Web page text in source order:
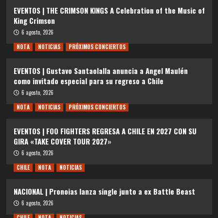
EVENTOS | THE CRIMSON KINGS A Celebration of the Music of
King Crimson
6 agosto, 2026
NOTA
NOTICIAS PRÓXIMOS CONCIERTOS
EVENTOS | Gustavo Santaolalla anuncia a Angel Maulén
como invitado especial para su regreso a Chile
6 agosto, 2026
NOTA
NOTICIAS PRÓXIMOS CONCIERTOS
EVENTOS | FOO FIGHTERS REGRESA A CHILE EN 2027 CON SU
GIRA «TAKE COVER TOUR 2027»
6 agosto, 2026
CHILE
NOTA NOTICIAS
NACIONAL | Pronoias lanza single junto a ex Battle Beast
6 agosto, 2026